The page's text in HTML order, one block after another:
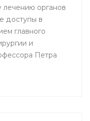
лечению органов
доступы в
главного
и
Петра